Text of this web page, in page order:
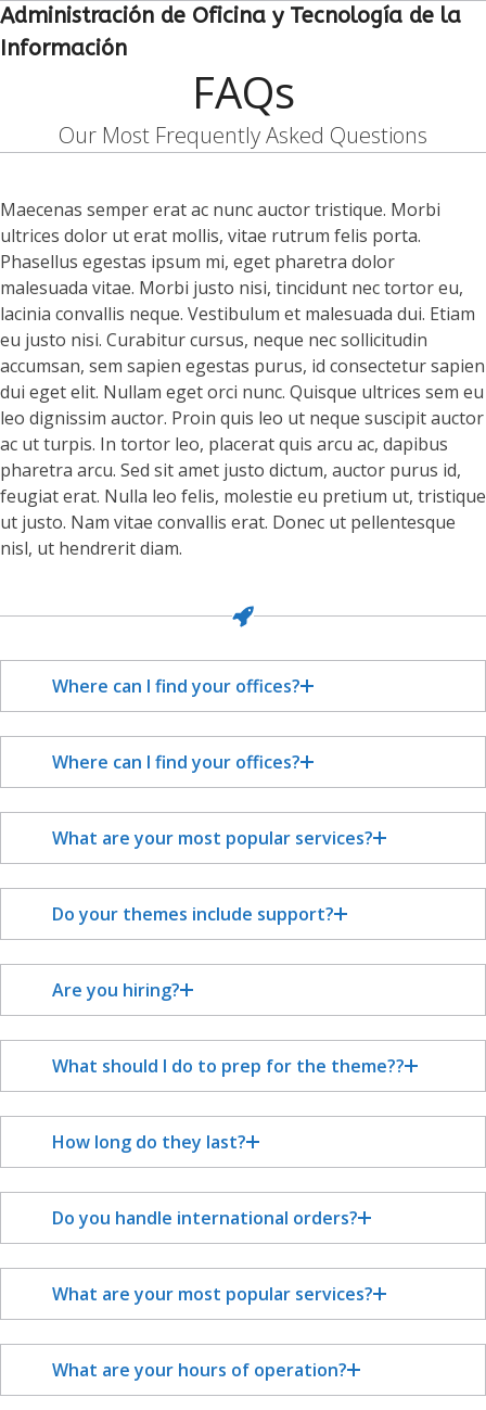
Skip
to
Administración de Oficina y Tecnología de la
Información
Open
mobile
Close
mobile
FAQs
Our Most Frequently Asked Questions
Maecenas semper erat ac nunc auctor tristique. Morbi
ultrices dolor ut erat mollis, vitae rutrum felis porta.
Phasellus egestas ipsum mi, eget pharetra dolor
malesuada vitae. Morbi justo nisi, tincidunt nec tortor eu,
lacinia convallis neque. Vestibulum et malesuada dui. Etiam
eu justo nisi. Curabitur cursus, neque nec sollicitudin
accumsan, sem sapien egestas purus, id consectetur sapien
dui eget elit. Nullam eget orci nunc. Quisque ultrices sem eu
leo dignissim auctor. Proin quis leo ut neque suscipit auctor
ac ut turpis. In tortor leo, placerat quis arcu ac, dapibus
pharetra arcu. Sed sit amet justo dictum, auctor purus id,
feugiat erat. Nulla leo felis, molestie eu pretium ut, tristique
ut justo. Nam vitae convallis erat. Donec ut pellentesque
nisl, ut hendrerit diam.
Where can I find your offices?
Where can I find your offices?
What are your most popular services?
Do your themes include support?
Are you hiring?
What should I do to prep for the theme??
How long do they last?
Do you handle international orders?
What are your most popular services?
What are your hours of operation?